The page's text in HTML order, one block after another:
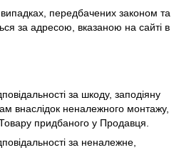
передбачених законом та
за адресою, вказаною на сайті в
за шкоду, заподіяну
внаслідок неналежного монтажу,
придбаного у Продавця.
за неналежне,